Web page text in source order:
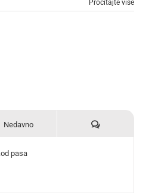
Pročitajte više
Nedavno Komentari
pasa